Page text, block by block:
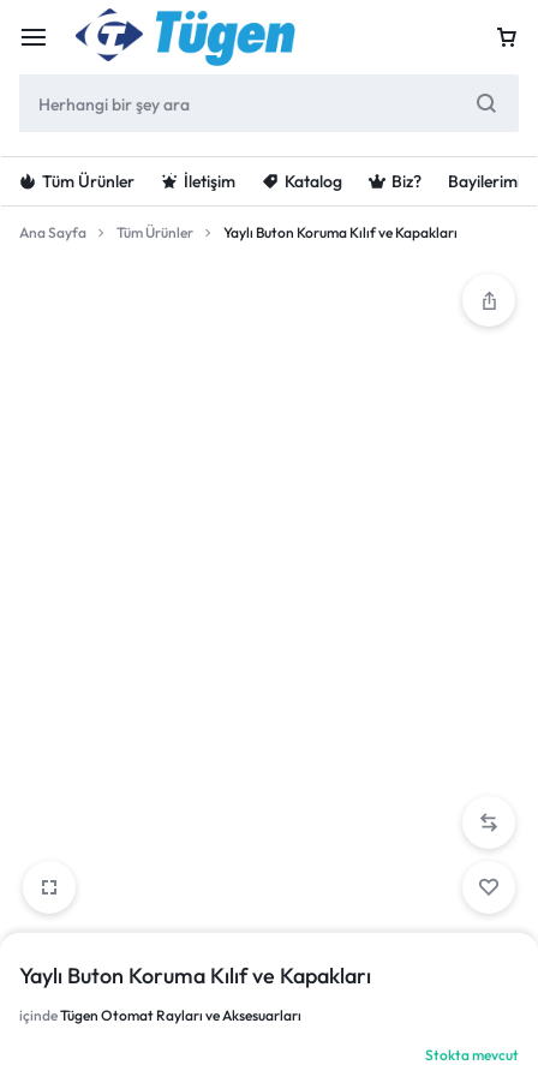
Tüm Ürünler İletişim Katalog Biz? Bayilerimiz
Ana Sayfa Tüm Ürünler Yaylı Buton Koruma Kılıf ve Kapakları
Yaylı Buton Koruma Kılıf ve Kapakları
içindeTügen Otomat Rayları ve Aksesuarları
Stokta mevcut